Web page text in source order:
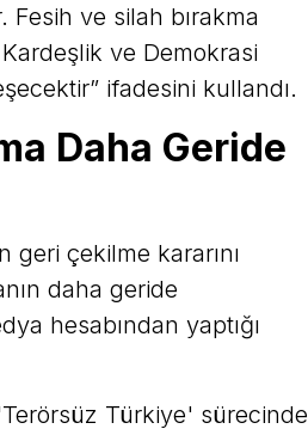
Fesih ve silah bırakma
ve Demokrasi
ifadesini kullandı.
Daha Geride
geri çekilme kararını
daha geride
hesabından yaptığı
Türkiye' sürecinde